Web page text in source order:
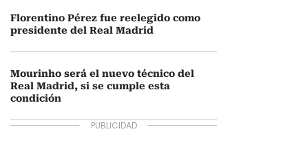
Florentino Pérez fue reelegido como
presidente del Real Madrid
Mourinho será el nuevo técnico del
Real Madrid, si se cumple esta
condición